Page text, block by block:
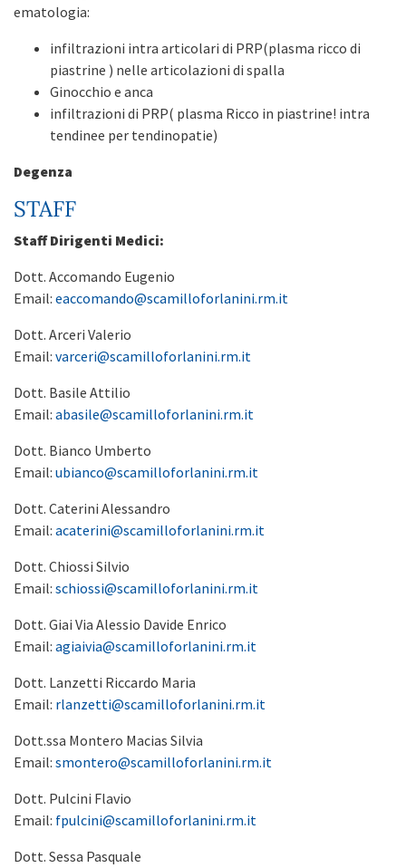
ematologia:
infiltrazioni intra articolari di PRP(plasma ricco di
piastrine ) nelle articolazioni di spalla
Ginocchio e anca
infiltrazioni di PRP( plasma Ricco in piastrine! intra
tendinee per tendinopatie)
Degenza
STAFF
Staff Dirigenti Medici:
Dott. Accomando Eugenio
Email: eaccomando@scamilloforlanini.rm.it
Dott. Arceri Valerio
Email: varceri@scamilloforlanini.rm.it
Dott. Basile Attilio
Email: abasile@scamilloforlanini.rm.it
Dott. Bianco Umberto
Email: ubianco@scamilloforlanini.rm.it
Dott. Caterini Alessandro
Email: acaterini@scamilloforlanini.rm.it
Dott. Chiossi Silvio
Email: schiossi@scamilloforlanini.rm.it
Dott. Giai Via Alessio Davide Enrico
Email: agiaivia@scamilloforlanini.rm.it
Dott. Lanzetti Riccardo Maria
Email: rlanzetti@scamilloforlanini.rm.it
Dott.ssa Montero Macias Silvia
Email: smontero@scamilloforlanini.rm.it
Dott. Pulcini Flavio
Email: fpulcini@scamilloforlanini.rm.it
Dott. Sessa Pasquale